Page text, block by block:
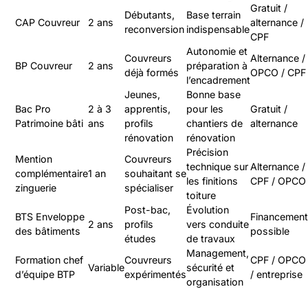
CAP Couvreur 2 ans
Débutants,
reconversion
Base terrain
indispensable
Gratuit /
alternance /
CPF
BP Couvreur 2 ans
Couvreurs
déjà formés
Autonomie et
préparation à
l’encadrement
Alternance /
OPCO / CPF
Bac Pro
Patrimoine bâti
2 à 3
ans
Jeunes,
apprentis,
profils
rénovation
Bonne base
pour les
chantiers de
rénovation
Gratuit /
alternance
Mention
complémentaire
zinguerie
1 an
Couvreurs
souhaitant se
spécialiser
Précision
technique sur
les finitions
toiture
Alternance /
CPF / OPCO
BTS Enveloppe
des bâtiments
2 ans
Post-bac,
profils
études
Évolution
vers conduite
de travaux
Financement
possible
Formation chef
d’équipe BTP
Variable
Couvreurs
expérimentés
Management,
sécurité et
organisation
CPF / OPCO
/ entreprise